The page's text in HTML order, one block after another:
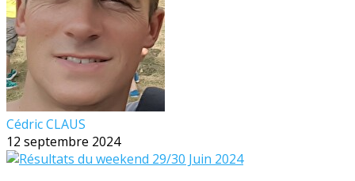
Cédric CLAUS
12 septembre 2024